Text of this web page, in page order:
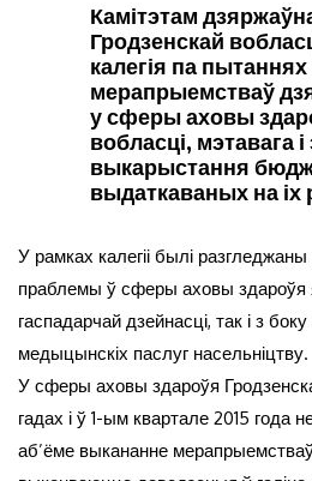
Камітэтам
Гродзенскай
калегія па
мерапрыемстваў
у сферы аховы
вобласці, мэтавага
выкарыстання
выдаткаваных на іх
У рамках калегіі былі
праблемы ў сферы аховы здароўя
гаспадарчай дзейнасці, так і з
медыцынскіх паслуг насельніцтву.
У сферы аховы здароўя
гадах і ў 1-ым квартале 2015 года
аб’ёме выкананне